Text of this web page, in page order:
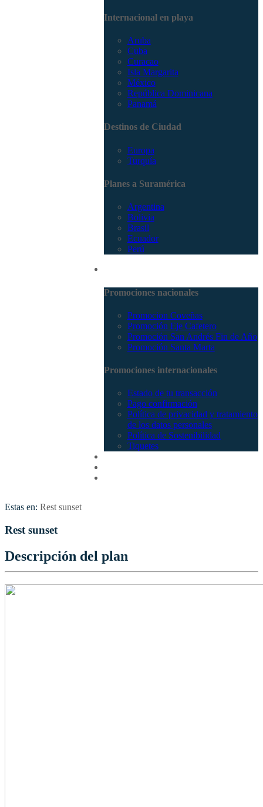
Internacional en playa
Aruba
Cuba
Curacao
Isla Margarita
México
República Dominicana
Panamá
Destinos de Ciudad
Europa
Turquía
Planes a Suramérica
Argentina
Bolivia
Brasil
Ecuador
Perú
Promociones nacionales
Promocion Coveñas
Promoción Eje Cafetero
Promoción San Andrés Fin de Año
Promoción Santa Marta
Promociones internacionales
Estado de tu transacción
Pago confirmación
Política de privacidad y tratamiento
de los datos personales
Política de Sostenibilidad
Tiquetes
Estas en: Rest sunset
Rest sunset
Descripción del plan